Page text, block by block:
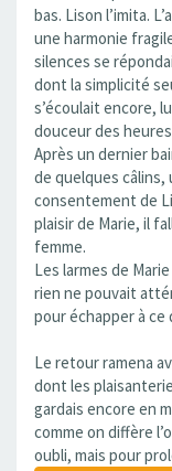
bas. Lison l’imita.
une harmonie
silences se
dont la simplicité
s’écoulait encore,
douceur des
Après un dernier
de quelques câlins,
consentement de
plaisir de Marie, il
femme.
Les larmes de
rien ne pouvait
pour échapper à
Le retour ramena
dont les
gardais encore en
comme on diffère
oubli, mais pour